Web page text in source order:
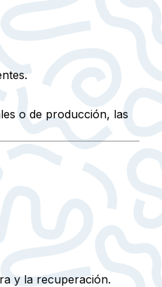
o de producción, las
y la recuperación.